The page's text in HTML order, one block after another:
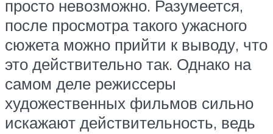
просто невозможно. Разумеется,
после просмотра такого ужасного
сюжета можно прийти к выводу, что
это действительно так. Однако на
самом деле режиссеры
художественных фильмов сильно
искажают действительность, ведь